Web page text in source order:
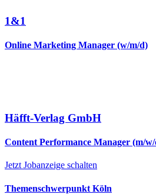
1&1
Online Marketing Manager (w/m/d)
Häfft-Verlag GmbH
Content Performance Manager (m/
Jetzt Jobanzeige schalten
Themenschwerpunkt Köln